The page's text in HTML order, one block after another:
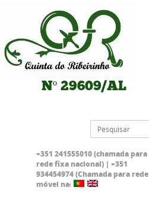
Nº 29609/AL
+351 241555010 (chamada para
rede fixa nacional) | +351
934454974 (Chamada para rede
móvel nacional)